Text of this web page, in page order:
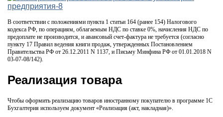
В соответствии с положениями пункта 1 статьи 164 (ранее 154) Налогового
кодекса РФ, по операциям, облагаемым НДС по ставке 0%, начисления НДС по
предоплате не производится, и авансовый счет-фактура не требуется (согласно
пункту 17 Правил ведения книги продаж, утвержденных Постановлением
Правительства РФ от 26.12.2011 N 1137, и Письму Минфина РФ от 01.01.2018 N
03-07-08/142).
Реализация товара
Чтобы оформить реализацию товаров иностранному покупателю в программе 1С
Бухгалтерия используем документ «Реализация (акт, накладная)».